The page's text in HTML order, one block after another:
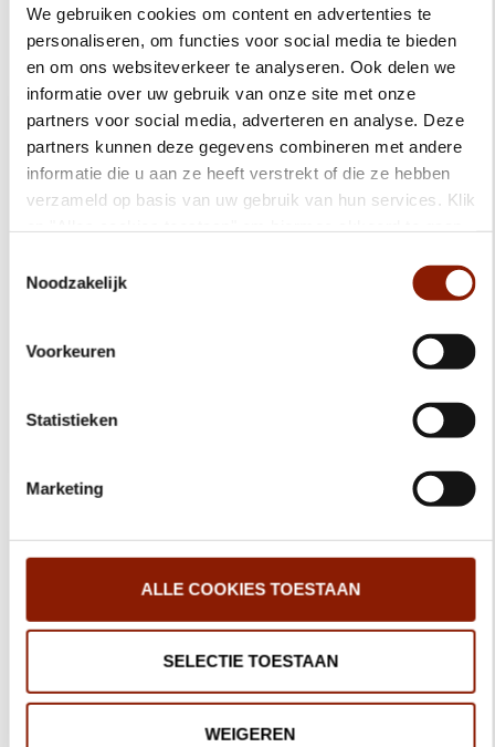
We gebruiken cookies om content en advertenties te
personaliseren, om functies voor social media te bieden
en om ons websiteverkeer te analyseren. Ook delen we
informatie over uw gebruik van onze site met onze
partners voor social media, adverteren en analyse. Deze
partners kunnen deze gegevens combineren met andere
informatie die u aan ze heeft verstrekt of die ze hebben
verzameld op basis van uw gebruik van hun services. Klik
onzeprivacypagina
cookies en via de cookie-instellingen button linksonder op
onze website kan je je toestemming op elk moment
wijzigen.
Noodzakelijk
Voorkeuren
Statistieken
Marketing
ALLE COOKIES TOESTAAN
SELECTIE TOESTAAN
WEIGEREN
Benieuwd naar de ervaringen van anderen?
Marie-Jannette op eigen benen